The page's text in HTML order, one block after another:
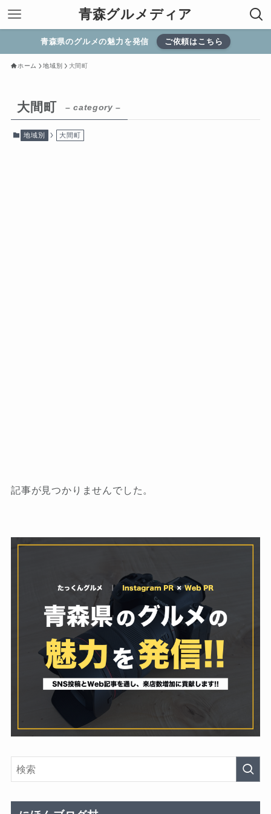
青森グルメディア
青森県のグルメの魅力を発信 ご依頼はこちら
ホーム 地域別 大間町
大間町 – category –
地域別 大間町
記事が見つかりませんでした。